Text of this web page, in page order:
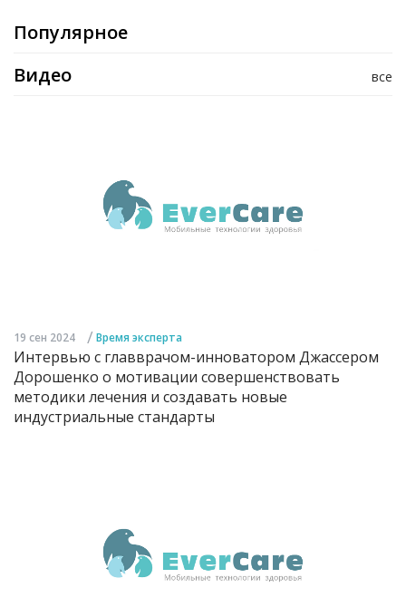
Популярное
все
Видео
19 сен 2024 / Время эксперта
Интервью с главврачом-инноватором Джассером
Дорошенко о мотивации совершенствовать
методики лечения и создавать новые
индустриальные стандарты